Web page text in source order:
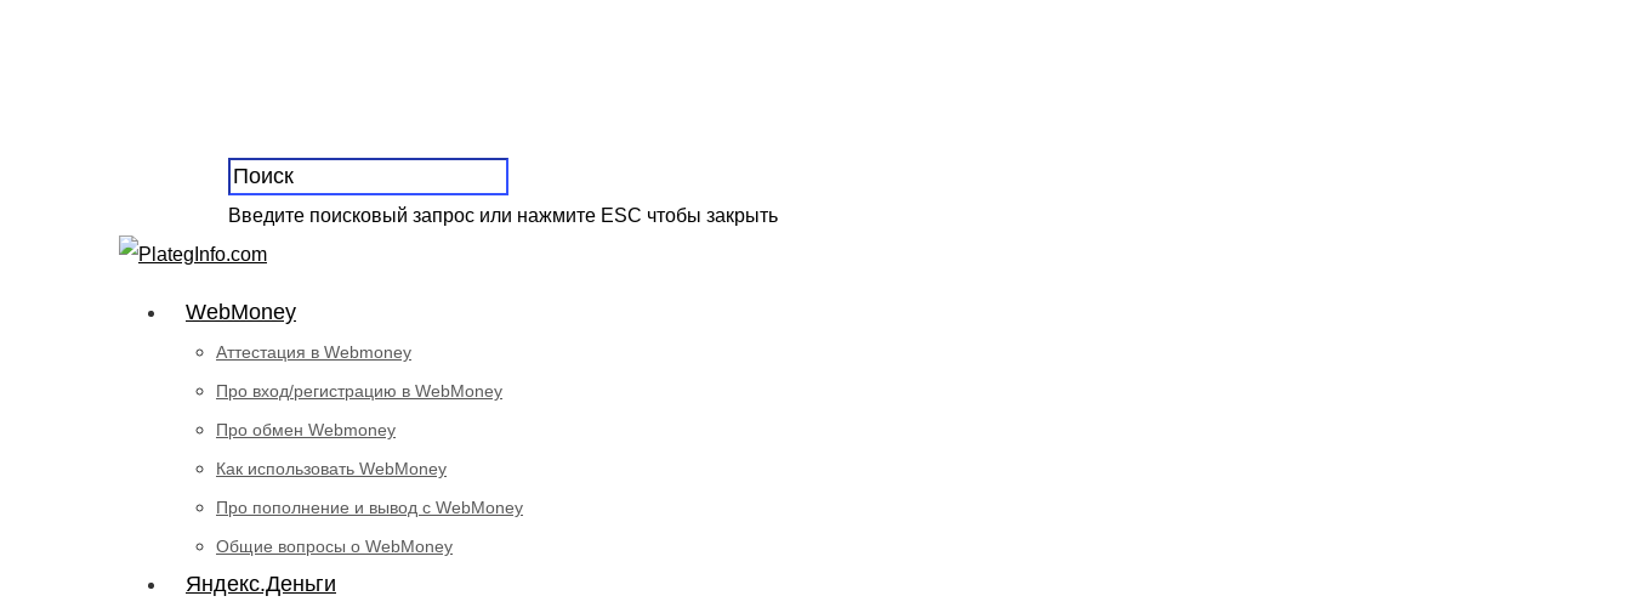
Введите поисковый запрос или нажмите ESC чтобы закрыть
WebMoney
Аттестация в Webmoney
Про вход/регистрацию в WebMoney
Про обмен Webmoney
Как использовать WebMoney
Про пополнение и вывод с WebMoney
Общие вопросы о WebMoney
Яндекс.Деньги